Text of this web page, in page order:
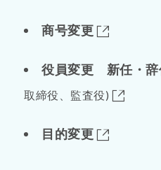
商号変更
役員変更 新任・辞
取締役、監査役)
目的変更